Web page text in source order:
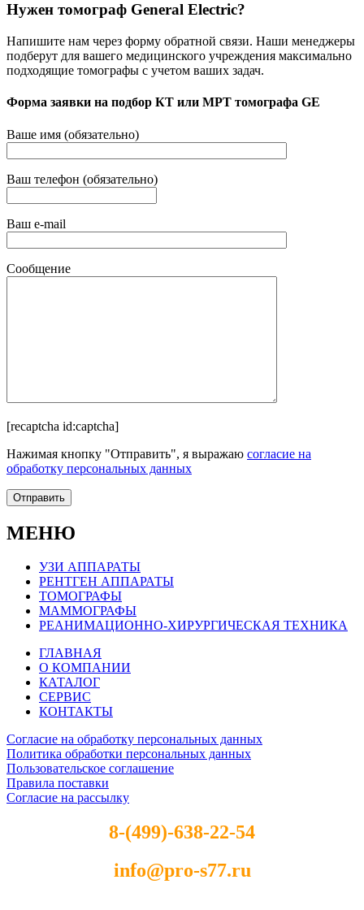
Нужен томограф General Electric?
Напишите нам через форму обратной связи. Наши менеджеры
подберут для вашего медицинского учреждения максимально
подходящие томографы с учетом ваших задач.
Форма заявки на подбор КТ или МРТ томографа GE
Ваше имя (обязательно)
Ваш телефон (обязательно)
Ваш e-mail
Сообщение
[recaptcha id:captcha]
Нажимая кнопку "Отправить", я выражаю согласие на
обработку персональных данных
МЕНЮ
УЗИ АППАРАТЫ
РЕНТГЕН АППАРАТЫ
ТОМОГРАФЫ
МАММОГРАФЫ
РЕАНИМАЦИОННО-ХИРУРГИЧЕСКАЯ ТЕХНИКА
ГЛАВНАЯ
О КОМПАНИИ
КАТАЛОГ
СЕРВИС
КОНТАКТЫ
Согласие на обработку персональных данных
Политика обработки персональных данных
Пользовательское соглашение
Правила поставки
Согласие на рассылку
8-(499)-638-22-54
info@pro-s77.ru